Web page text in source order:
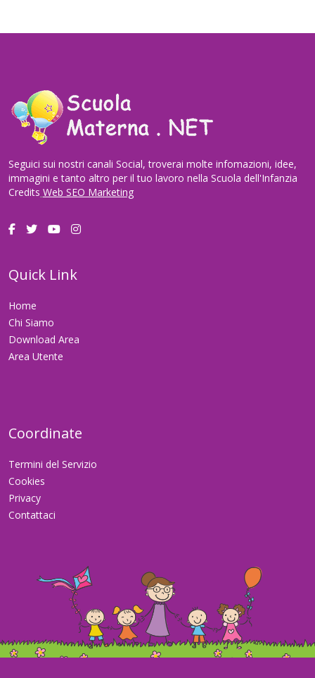
Seguici sui nostri canali Social, troverai molte infomazioni, idee,
immagini e tanto altro per il tuo lavoro nella Scuola dell'Infanzia
Credits Web SEO Marketing
Quick Link
Home
Chi Siamo
Download Area
Area Utente
Coordinate
Termini del Servizio
Cookies
Privacy
Contattaci